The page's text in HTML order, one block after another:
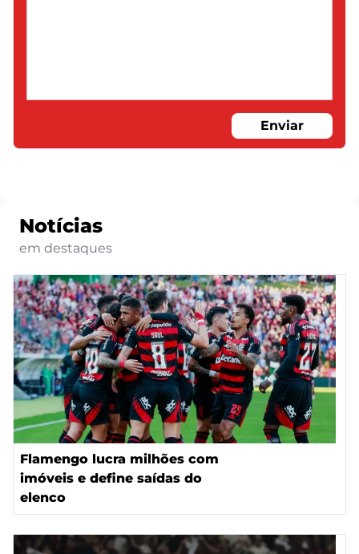
Enviar
Notícias
em destaques
Flamengo lucra milhões com
imóveis e define saídas do
elenco